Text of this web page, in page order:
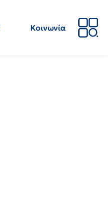
Κοινωνία